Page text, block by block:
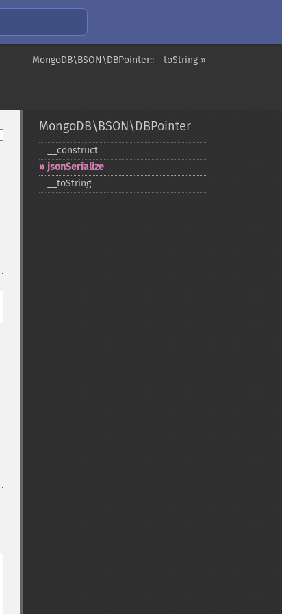
MongoDB\BSON\DBPointer::__toString »
MongoDB\BSON\DBPointer
_​_​construct
jsonSerialize
_​_​toString